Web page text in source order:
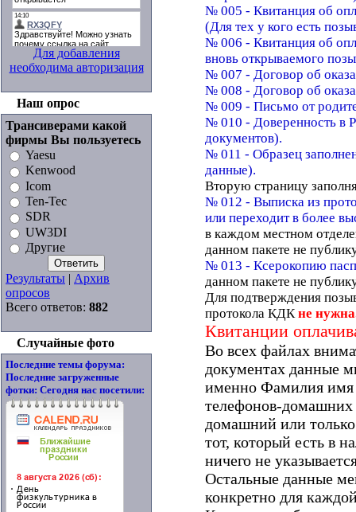
Для добавления
необходима авторизация
Наш опрос
Трансиверами какой
фирмы Вы пользуетесь
Yaesu
Kenwood
Icom
Ten-Tec
SDR
UW3DI
Другие
Результаты | Архив
опросов
Всего ответов: 882
Случайные фото
Последние темы форума:
Последние загруженные
фотки: Сегодня нас посетили:
№ 005 - Квитанция об
(Для тех у кого есть
№ 006 - Квитанция об
вновь открываемого
№ 007 - Договор об
№ 008 - Договор об
№ 009 - Письмо от
№ 010 - Доверенность в
документов).
№ 011 - Образец
данные).
Вторую страницу
№ 012 - Выписка из
или переходит в более
в каждом местном
данном пакете не
№ 013 - Ксерокопию
данном пакете не
Для подтверждения
протокола КДКне
Квитанции
Во всех файлах
документах данные
именно Фамилия имя
телефонов-домашних
домашний или
тот, который есть в
ничего не
Остальные данные
конкретно для